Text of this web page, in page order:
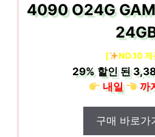
4090 O24G
[ NO.10
29%할인 된
내일
까
구매 바로가